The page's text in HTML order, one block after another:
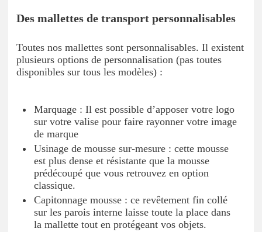
Des mallettes de transport personnalisables
Toutes nos mallettes sont personnalisables. Il existent
plusieurs options de personnalisation (pas toutes
disponibles sur tous les modèles) :
Marquage : Il est possible d’apposer votre logo
sur votre valise pour faire rayonner votre image
de marque
Usinage de mousse sur-mesure : cette mousse
est plus dense et résistante que la mousse
prédécoupé que vous retrouvez en option
classique.
Capitonnage mousse : ce revêtement fin collé
sur les parois interne laisse toute la place dans
la mallette tout en protégeant vos objets.